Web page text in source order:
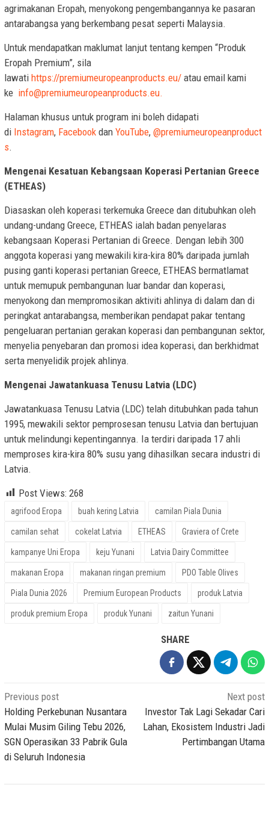
agrimakanan Eropah, menyokong pengembangannya ke pasaran
antarabangsa yang berkembang pesat seperti Malaysia.
Untuk mendapatkan maklumat lanjut tentang kempen “Produk
Eropah Premium”, sila
lawati https://premiumeuropeanproducts.eu/ atau email kami
ke info@premiumeuropeanproducts.eu.
Halaman khusus untuk program ini boleh didapati
di Instagram, Facebook dan YouTube, @premiumeuropeanproduct
s.
Mengenai Kesatuan Kebangsaan Koperasi Pertanian Greece
(ETHEAS)
Diasaskan oleh koperasi terkemuka Greece dan ditubuhkan oleh
undang-undang Greece, ETHEAS ialah badan penyelaras
kebangsaan Koperasi Pertanian di Greece. Dengan lebih 300
anggota koperasi yang mewakili kira-kira 80% daripada jumlah
pusing ganti koperasi pertanian Greece, ETHEAS bermatlamat
untuk memupuk pembangunan luar bandar dan koperasi,
menyokong dan mempromosikan aktiviti ahlinya di dalam dan di
peringkat antarabangsa, memberikan pendapat pakar tentang
pengeluaran pertanian gerakan koperasi dan pembangunan sektor,
menyelia penyebaran dan promosi idea koperasi, dan berkhidmat
serta menyelidik projek ahlinya.
Mengenai Jawatankuasa Tenusu Latvia (LDC)
Jawatankuasa Tenusu Latvia (LDC) telah ditubuhkan pada tahun
1995, mewakili sektor pemprosesan tenusu Latvia dan bertujuan
untuk melindungi kepentingannya. Ia terdiri daripada 17 ahli
memproses kira-kira 80% susu yang dihasilkan secara industri di
Latvia.
Post Views: 268
agrifood Eropa buah kering Latvia camilan Piala Dunia
camilan sehat cokelat Latvia ETHEAS Graviera of Crete
kampanye Uni Eropa keju Yunani Latvia Dairy Committee
makanan Eropa makanan ringan premium PDO Table Olives
Piala Dunia 2026 Premium European Products produk Latvia
produk premium Eropa produk Yunani zaitun Yunani
SHARE
Post
navigation
Previous post
Holding Perkebunan Nusantara
Mulai Musim Giling Tebu 2026,
SGN Operasikan 33 Pabrik Gula
di Seluruh Indonesia
Next post
Investor Tak Lagi Sekadar Cari
Lahan, Ekosistem Industri Jadi
Pertimbangan Utama